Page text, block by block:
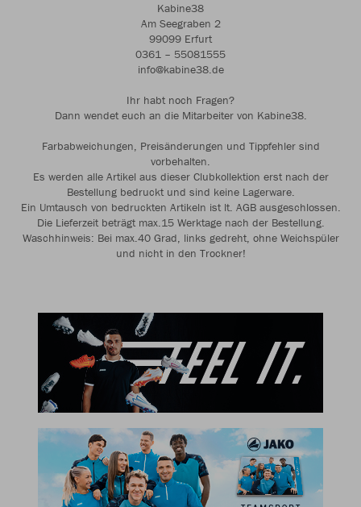
Kabine38
Am Seegraben 2
99099 Erfurt
0361 – 55081555
info@kabine38.de
Ihr habt noch Fragen?
Dann wendet euch an die Mitarbeiter von Kabine38.
Farbabweichungen, Preisänderungen und Tippfehler sind
vorbehalten.
Es werden alle Artikel aus dieser Clubkollektion erst nach der
Bestellung bedruckt und sind keine Lagerware.
Ein Umtausch von bedruckten Artikeln ist lt. AGB ausgeschlossen.
Die Lieferzeit beträgt max.15 Werktage nach der Bestellung.
Waschhinweis: Bei max.40 Grad, links gedreht, ohne Weichspüler
und nicht in den Trockner!